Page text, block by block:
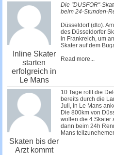
Inline Skater
starten
erfolgreich in
Le Mans
Die "DUSFOR"-
beim 24-Stunden-
Düsseldorf (dto).
des Düsseldorfer
in Frankreich, um
Skater auf dem
Read more...
Skaten bis der
Arzt kommt
10 Tage rollt die
bereits durch die
Juli, in Le Mans
Die 800km von
wollen die 4 Skater
dann beim 24h
Mans